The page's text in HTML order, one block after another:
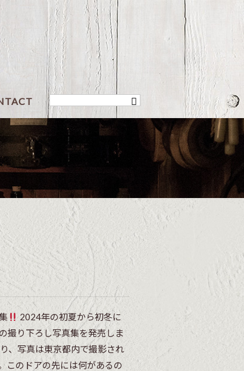
2024年の初夏から初冬に
撮り下ろし写真集を発売しま
、写真は東京都内で撮影され
このドアの先には何があるの